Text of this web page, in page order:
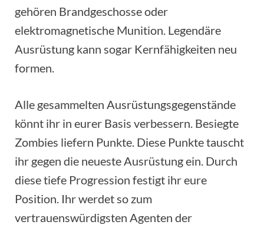
gehören Brandgeschosse oder
elektromagnetische Munition. Legendäre
Ausrüstung kann sogar Kernfähigkeiten neu
formen.
Alle gesammelten Ausrüstungsgegenstände
könnt ihr in eurer Basis verbessern. Besiegte
Zombies liefern Punkte. Diese Punkte tauscht
ihr gegen die neueste Ausrüstung ein. Durch
diese tiefe Progression festigt ihr eure
Position. Ihr werdet so zum
vertrauenswürdigsten Agenten der